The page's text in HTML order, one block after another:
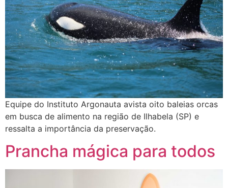
Equipe do Instituto Argonauta avista oito baleias orcas
em busca de alimento na região de Ilhabela (SP) e
ressalta a importância da preservação.
Prancha mágica para todos